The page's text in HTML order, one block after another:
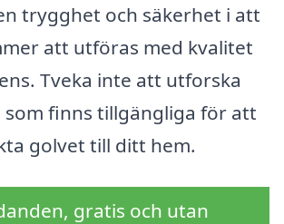
trygghet och säkerhet i att
att utföras med kvalitet
Tveka inte att utforska
finns tillgängliga för att
golvet till ditt hem.
gratis och utan